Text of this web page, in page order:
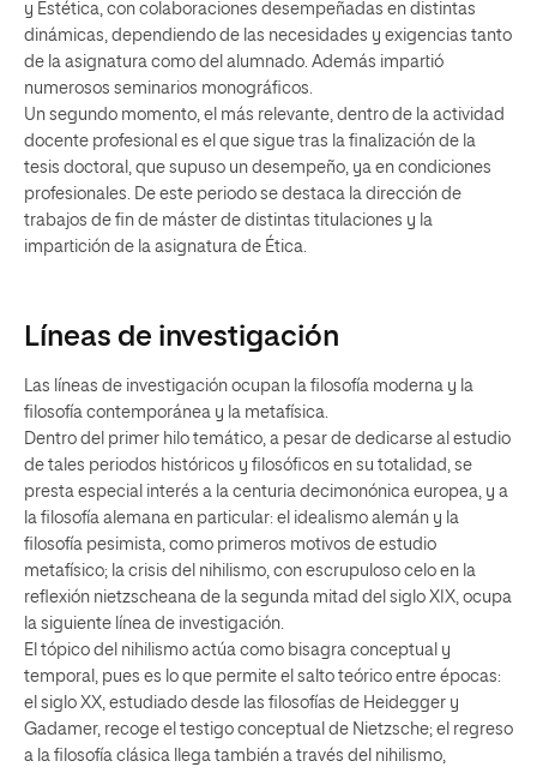
y Estética, con colaboraciones desempeñadas en distintas
dinámicas, dependiendo de las necesidades y exigencias tanto
de la asignatura como del alumnado. Además impartió
numerosos seminarios monográficos.
Un segundo momento, el más relevante, dentro de la actividad
docente profesional es el que sigue tras la finalización de la
tesis doctoral, que supuso un desempeño, ya en condiciones
profesionales. De este periodo se destaca la dirección de
trabajos de fin de máster de distintas titulaciones y la
impartición de la asignatura de Ética.
Líneas de investigación
Las líneas de investigación ocupan la filosofía moderna y la
filosofía contemporánea y la metafísica.
Dentro del primer hilo temático, a pesar de dedicarse al estudio
de tales periodos históricos y filosóficos en su totalidad, se
presta especial interés a la centuria decimonónica europea, y a
la filosofía alemana en particular: el idealismo alemán y la
filosofía pesimista, como primeros motivos de estudio
metafísico; la crisis del nihilismo, con escrupuloso celo en la
reflexión nietzscheana de la segunda mitad del siglo XIX, ocupa
la siguiente línea de investigación.
El tópico del nihilismo actúa como bisagra conceptual y
temporal, pues es lo que permite el salto teórico entre épocas:
el siglo XX, estudiado desde las filosofías de Heidegger y
Gadamer, recoge el testigo conceptual de Nietzsche; el regreso
a la filosofía clásica llega también a través del nihilismo,